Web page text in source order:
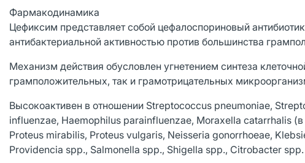
Фармакодинамика
Цефиксим представляет собой цефалоспориновый
антибактериальной активностью против большинства
Механизм действия обусловлен угнетением синтеза
грамположительных, так и грамотрицательных
Высокоактивен в отношении Streptococcus pneumoniae,
influenzae, Haemophilus parainfluenzae, Moraxella catarrhalis
Proteus mirabilis, Proteus vulgaris, Neisseria gonorrhoeae,
Providencia spp., Salmonella spp., Shigella spp., Citrobacter